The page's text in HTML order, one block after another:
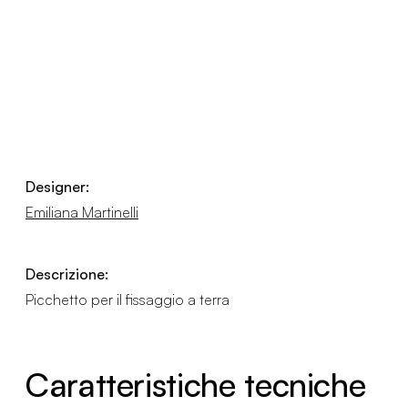
Designer:
Emiliana Martinelli
Descrizione:
Picchetto per il fissaggio a terra
Caratteristiche tecniche